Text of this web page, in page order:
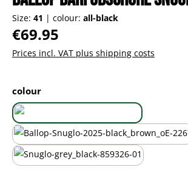
Size: 41 | colour: all-black
Regular price:
€69.95
Prices incl. VAT plus shipping costs
Select
colour
all-black
black/brown